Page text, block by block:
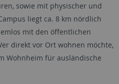
sowie mit physischer und
liegt ca. 8 km nördlich
mit den öffentlichen
direkt vor Ort wohnen möchte,
Wohnheim für ausländische